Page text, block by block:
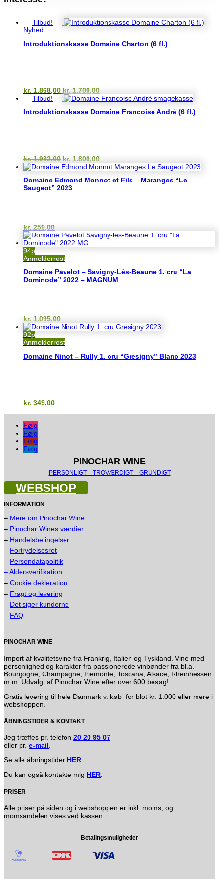
Relaterede varer
Tilbud!
Nyhed
Introduktionskasse Domaine Charton (6 fl.)
kr.1.868,00 Den
oprindelige
var:
kr. 1.700,00Den
aktuelle
er:
Tilbud!
Introduktionskasse Domaine Francoise André (6 fl.)
kr.1.982,00 Den
oprindelige
var:
kr. 1.982,00.
kr. 1.800,00Den
aktuelle
er:
Domaine Edmond Monnot et Fils – Maranges “Le
Saugeot” 2023
kr. 259,00
94p
Anmelderrost
Domaine Pavelot – Savigny-Lès-Beaune 1. cru “La
Dominode” 2022 – MAGNUM
kr. 1.095,00
92p
Anmelderrost
Domaine Ninot – Rully 1. cru “Gresigny” Blanc 2023
kr. 349,00
Følg
Følg
Følg
Følg
PINOCHAR WINE
PERSONLIGT – TROVÆRDIGT – GRUNDIGT
WEBSHOP
INFORMATION
– Mere om Pinochar Wine
– Pinochar Wines værdier
– Handelsbetingelser
– Fortrydelsesret
– Persondatapolitik
– Aldersverifikation
– Cookie dekleration
– Fragt og levering
– Det siger kunderne
– FAQ
PINOCHAR WINE
Import af kvalitetsvine fra Frankrig, Italien og Tyskland. Vine med
personlighed og karakter fra passionerede vinbønder fra bl.a.
Bourgogne, Champagne, Piemonte, Toscana, Alsace, Rheinhessen
m.m. Udvalgt af Pinochar Wine efter over 600 besøg!
Gratis levering til hele Danmark v. køb for blot kr. 1.000 eller mere i
webshoppen.
ÅBNINGSTIDER & KONTAKT
Jeg træffes pr. telefon 20 20 95 07
eller pr. e-mail.
Se alle åbningstider HER.
Du kan også kontakte mig HER.
PRISER
Alle priser på siden og i webshoppen er inkl. moms, og
momsandelen vises ved kassen.
Betalingsmuligheder